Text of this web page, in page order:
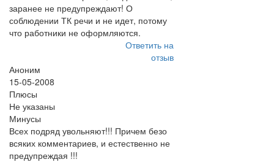
заранее не предупреждают! О
соблюдении ТК речи и не идет, потому
что работники не оформляются.
Ответить на
отзыв
Аноним
15-05-2008
Плюсы
Не указаны
Минусы
Всех подряд увольняют!!! Причем безо
всяких комментариев, и естественно не
предупреждая !!!